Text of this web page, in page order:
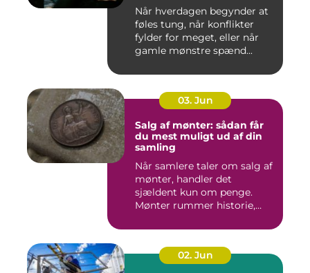
Når hverdagen begynder at
føles tung, når konflikter
fylder for meget, eller når
gamle mønstre spænd...
03. Jun
Salg af mønter: sådan får
du mest muligt ud af din
samling
Når samlere taler om salg af
mønter, handler det
sjældent kun om penge.
Mønter rummer historie,
02. Jun